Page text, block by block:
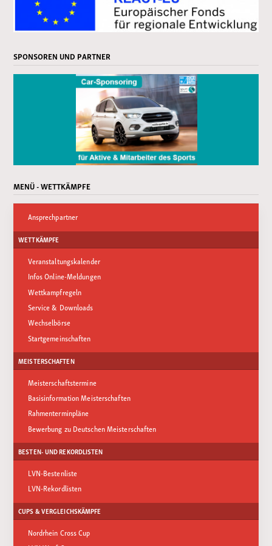
SPONSOREN UND PARTNER
MENÜ - WETTKÄMPFE
Ansprechpartner
WETTKÄMPFE
Veranstaltungskalender
Infos Online-Meldungen
Wettkampfregeln
Service & Downloads
Wechselbörse
Startgemeinschaften
MEISTERSCHAFTEN
Meisterschaftstermine
Basisinformation Meisterschaften
Rahmenterminpläne
Bewerbung zu Deutschen Meisterschaften
BESTEN- UND REKORDLISTEN
LVN-Bestenliste
LVN-Rekordlisten
CUPS & VERGLEICHSKÄMPFE
Nordrhein Cross Cup